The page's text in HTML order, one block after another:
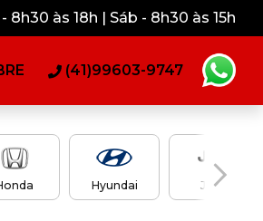
8h30 às 18h | Sáb - 8h30 às 15h
(41)99603-9747
Hyundai Jeep